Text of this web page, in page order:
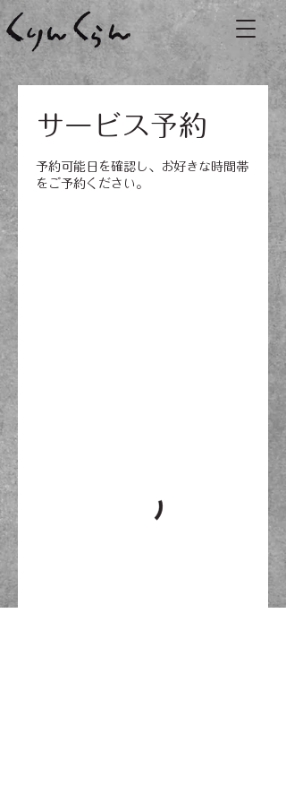
サービス予約
予約可能日を確認し、お好きな時間帯
をご予約ください。